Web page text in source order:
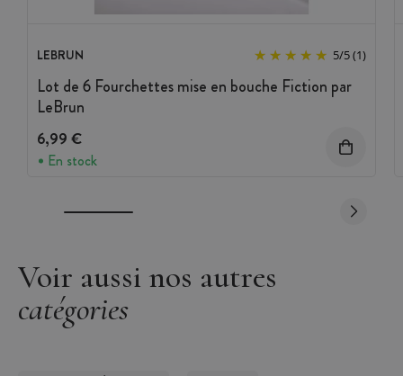
LEBRUN 5/5(1)
Lot de 6 Fourchettes mise en bouche Fiction par
LeBrun
6,99 €
En stock
Voir aussi nos autres
catégories